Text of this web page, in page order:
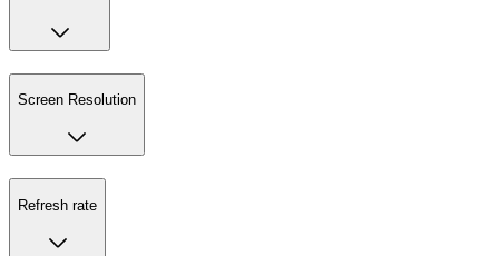
Screen Resolution
Refresh rate